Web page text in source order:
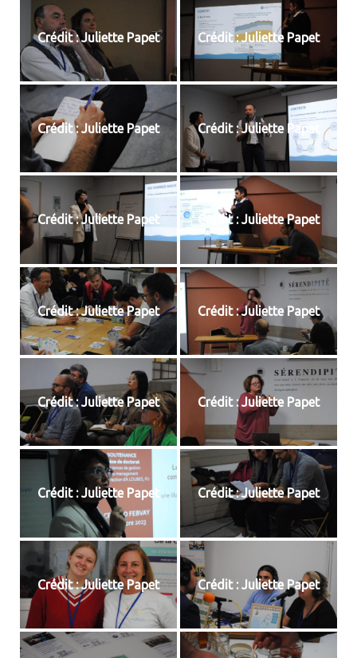
Crédit : Juliette Papet Crédit : Juliette Papet
Crédit : Juliette Papet Crédit : Juliette Papet
Crédit : Juliette Papet Crédit : Juliette Papet
Crédit : Juliette Papet Crédit : Juliette Papet
Crédit : Juliette Papet Crédit : Juliette Papet
Crédit : Juliette Papet Crédit : Juliette Papet
Crédit : Juliette Papet Crédit : Juliette Papet